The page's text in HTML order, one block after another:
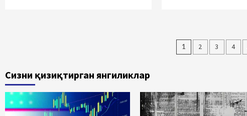
Maqolalar
1 2 3 4
Сизни қизиқтирган янгиликлар